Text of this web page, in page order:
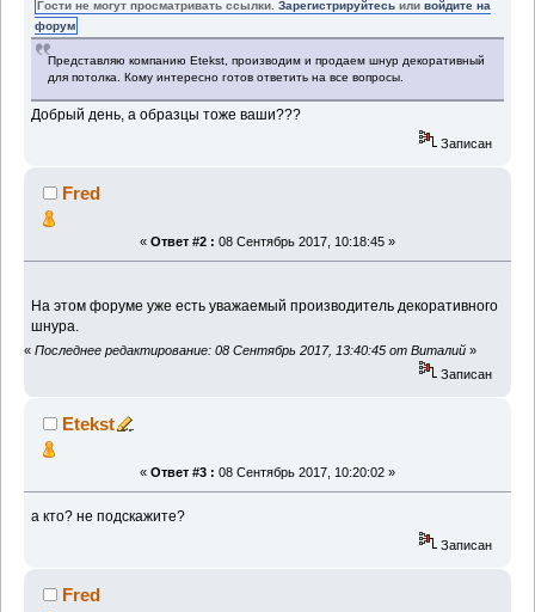
Гости не могут просматривать ссылки.Зарегистрируйтесь иливойдите на
форум
Представляю компанию Etekst, производим и продаем шнур декоративный
для потолка. Кому интересно готов ответить на все вопросы.
Добрый день, а образцы тоже ваши???
Записан
Fred
« Ответ #2 : 08 Сентябрь 2017, 10:18:45 »
На этом форуме уже есть уважаемый производитель декоративного
шнура.
« Последнее редактирование: 08 Сентябрь 2017, 13:40:45 от Виталий »
Записан
Etekst
« Ответ #3 : 08 Сентябрь 2017, 10:20:02 »
а кто? не подскажите?
Записан
Fred